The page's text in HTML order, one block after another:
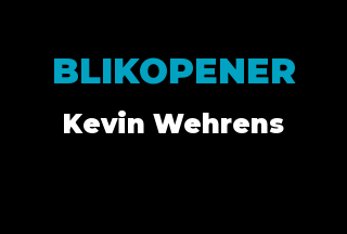
BLIKOPENER
Kevin Wehrens